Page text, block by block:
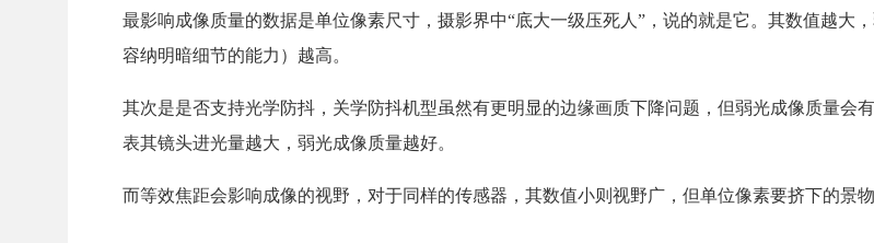
最影响成像质量的数据是单位像素尺寸，摄影界中“底大一级压死人”，说的就是它。其数值越大
容纳明暗细节的能力）越高。
其次是是否支持光学防抖，关学防抖机型虽然有更明显的边缘画质下降问题，但弱光成像质量会
表其镜头进光量越大，弱光成像质量越好。
而等效焦距会影响成像的视野，对于同样的传感器，其数值小则视野广，但单位像素要挤下的景